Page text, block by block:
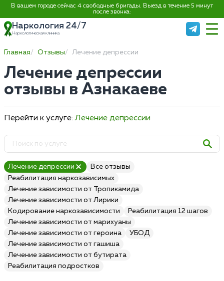
В вашем городе сейчас 4 свободные бригады. Выезд в течение 5 минут
после звонка:
Наркология 24/7
Наркологическая клиника
Главная Отзывы Лечение депрессии
Лечение депрессии
отзывы в Азнакаеве
Перейти к услуге:Лечение депрессии
Лечение депрессии
Все отзывы
Реабилитация наркозависимых
Лечение зависимости от Тропикамида
Лечение зависимости от Лирики
Кодирование наркозависимости
Реабилитация 12 шагов
Лечение зависимости от марихуаны
Лечение зависимости от героина
УБОД
Лечение зависимости от гашиша
Лечение зависимости от бутирата
Реабилитация подростков